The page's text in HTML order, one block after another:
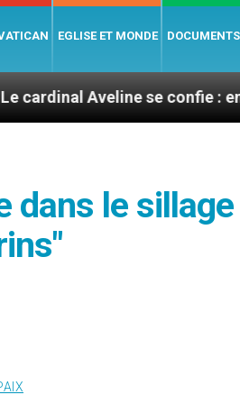
EGLISE ET MONDE DOCUMENTS
se confie : entre
dans le